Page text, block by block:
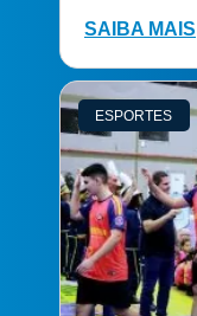
SAIBA MAIS
ESPORTES